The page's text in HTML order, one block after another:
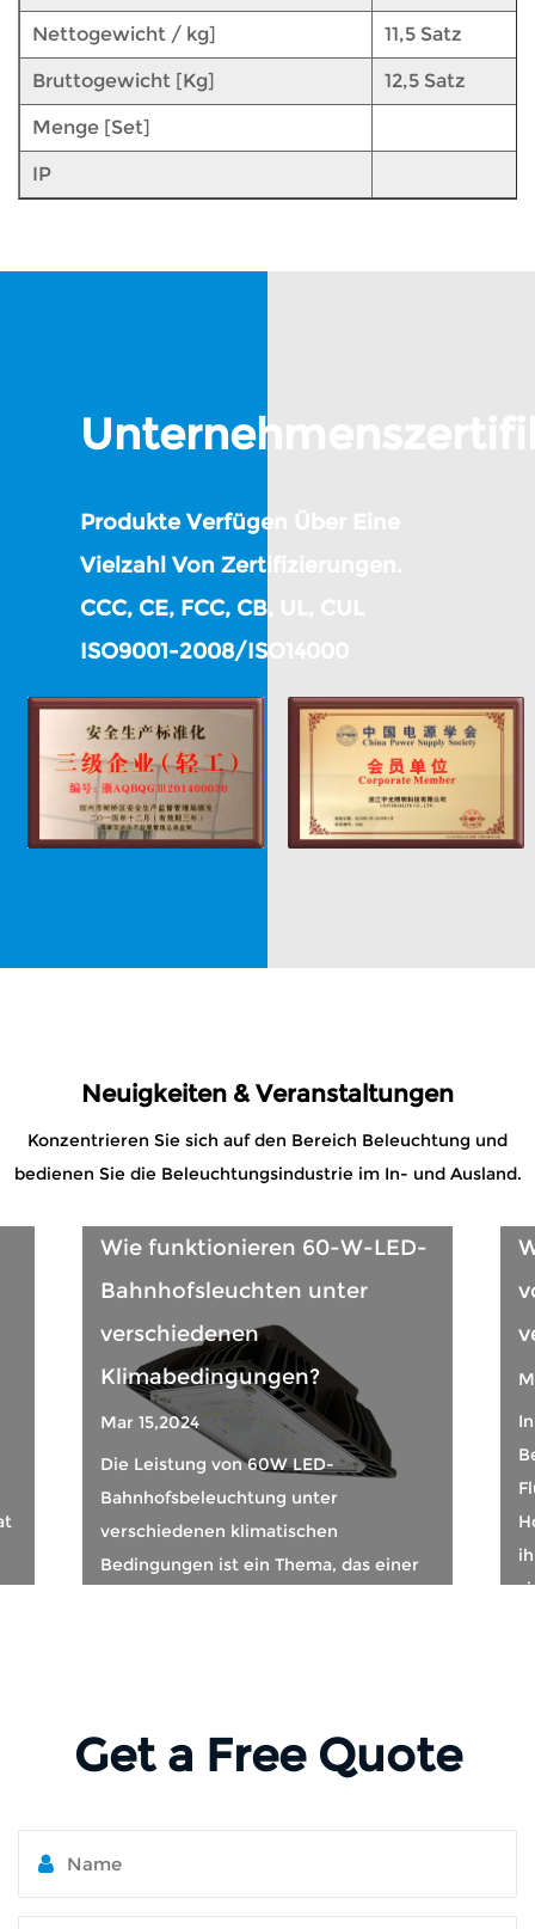
Nettogewicht / kg] 11,5 Satz
Bruttogewicht [Kg] 12,5 Satz
Menge [Set]
IP
Produkte Verfügen Über Eine
Vielzahl Von Zertifizierungen.
CCC, CE, FCC, CB, UL, CUL
ISO9001-2008/ISO14000
Neuigkeiten & Veranstaltungen
Konzentrieren Sie sich auf den Bereich Beleuchtung und
bedienen Sie die Beleuchtungsindustrie im In- und Ausland.
funktionieren 60-W-LED-
unter
Leistung von 60W LED-
unter
klimatischen
ist ein Thema, das einer
Wie kann
von 1500-
verbessert
In der modernen
Flutlichter sind
ihre
sich direkt auf
Get a Free Quote